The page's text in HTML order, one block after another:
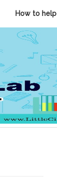
How to help